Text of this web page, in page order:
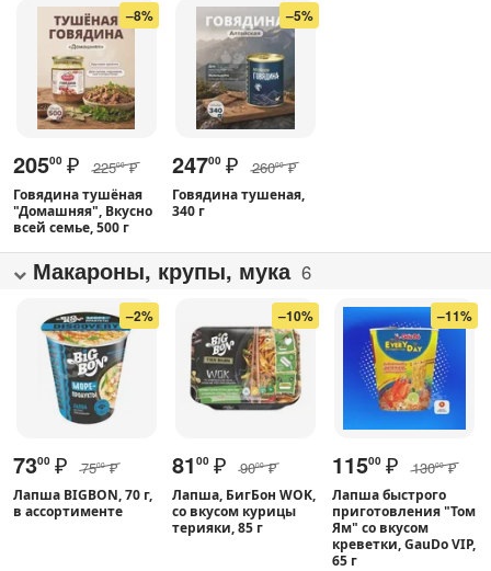
–8%
20500 ₽ 22500 ₽
Говядина тушёная
"Домашняя", Вкусно
всей семье, 500 г
–5%
24700 ₽ 26000 ₽
Говядина тушеная,
340 г
Макароны, крупы, мука 6
–2%
7300 ₽ 7500 ₽
Лапша BIGBON, 70 г,
в ассортименте
–10%
8100 ₽ 9000 ₽
Лапша, БигБон WOK,
со вкусом курицы
терияки, 85 г
–11%
11500 ₽ 13000 ₽
Лапша быстрого
приготовления "Том
Ям" со вкусом
креветки, GauDo VIP,
65 г